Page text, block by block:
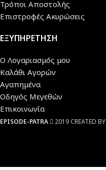
Τρόποι Αποστολής
Επιστροφές Ακυρώσεις
ΕΞΥΠΗΡΕΤΗΣΗ
Ο Λογαριασμός μου
Καλάθι Αγορών
Αγαπημένα
Οδηγός Μεγεθών
Επικοινωνία
EPISODE-PATRA 2019 CREATED BY